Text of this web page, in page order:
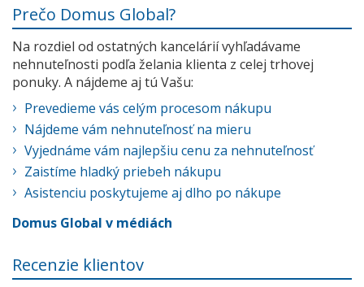
Prečo Domus Global?
Na rozdiel od ostatných kancelárií vyhľadávame
nehnuteľnosti podľa želania klienta z celej trhovej
ponuky. A nájdeme aj tú Vašu:
Prevedieme vás celým procesom nákupu
Nájdeme vám nehnuteľnosť na mieru
Vyjednáme vám najlepšiu cenu za nehnuteľnosť
Zaistíme hladký priebeh nákupu
Asistenciu poskytujeme aj dlho po nákupe
Domus Global v médiách
Recenzie klientov